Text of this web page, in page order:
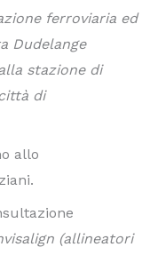
ferroviaria ed
Dudelange
stazione di
di
allo
(allineatori